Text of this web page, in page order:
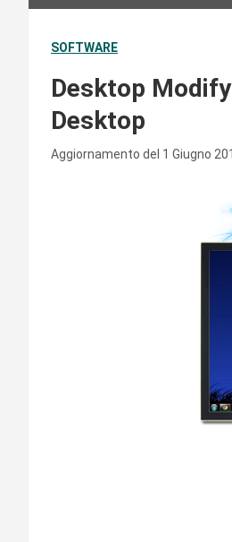
SOFTWARE
Desktop
Desktop
Aggiornamento del 1 Giugno